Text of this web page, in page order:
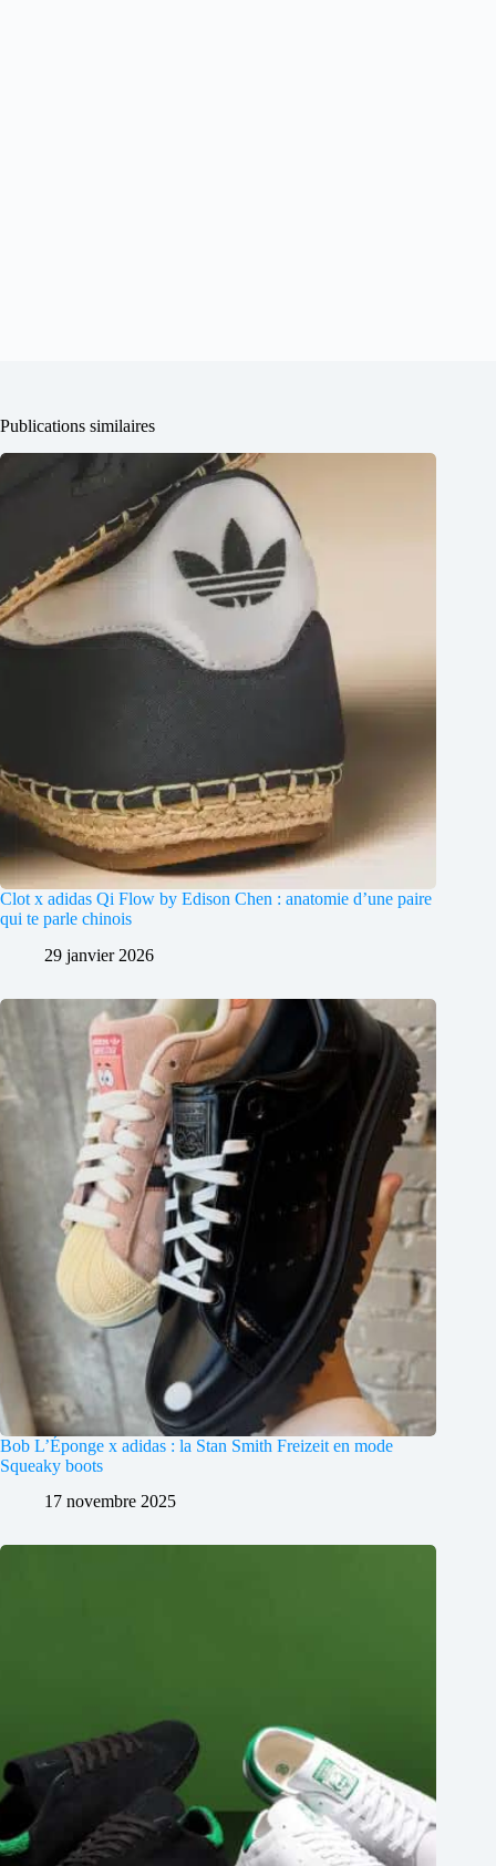
Publications similaires
Clot x adidas Qi Flow by Edison Chen : anatomie d’une paire
qui te parle chinois
29 janvier 2026
Bob L’Éponge x adidas : la Stan Smith Freizeit en mode
Squeaky boots
17 novembre 2025